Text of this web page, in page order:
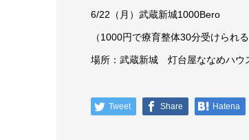
6/22（月）武蔵新城1000Bero
（1000円で療育整体30分受けられ
場所：武蔵新城 灯台屋ななめハウ
Tweet Share Hatena